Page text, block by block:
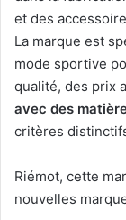
et des
La marque est
mode sportive
qualité, des prix
avec des
critères
Riémot, cette
nouvelles